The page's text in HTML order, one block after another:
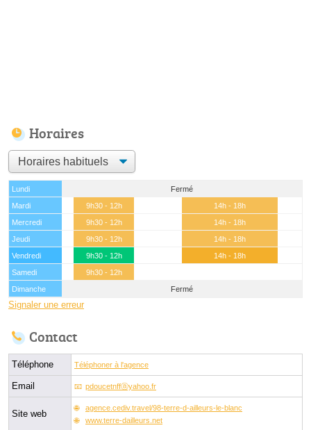
Horaires
Lundi
Fermé
Mardi
9h30 - 12h
14h - 18h
Mercredi
9h30 - 12h
14h - 18h
Jeudi
9h30 - 12h
14h - 18h
Vendredi
9h30 - 12h
14h - 18h
Samedi
9h30 - 12h
Dimanche
Fermé
Signaler une erreur
Contact
Téléphone Téléphoner à l'agence
Email pdoucetnffⓐyahoo.fr
Site web
agence.cediv.travel/98-terre-d-ailleurs-le-blanc
www.terre-dailleurs.net